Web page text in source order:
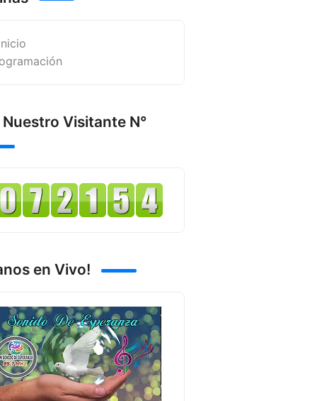
Visitante N°
en Vivo!